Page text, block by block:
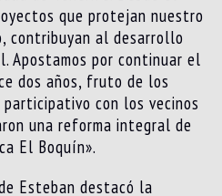
que protejan nuestro
contribuyan al desarrollo
Apostamos por continuar el
dos años, fruto de los
con los vecinos
una reforma integral de
El Boquín».
Esteban destacó la